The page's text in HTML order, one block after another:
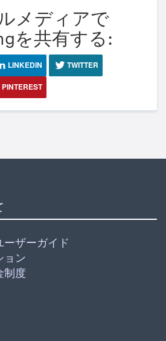
メディアで
を共有する:
LINKEDIN
TWITTER
PINTEREST
ザーガイド
ョン
制度